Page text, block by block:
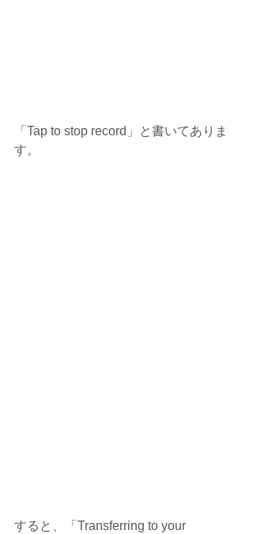
「Tap to stop record」と書いてありま
す。
すると、「Transferring to your